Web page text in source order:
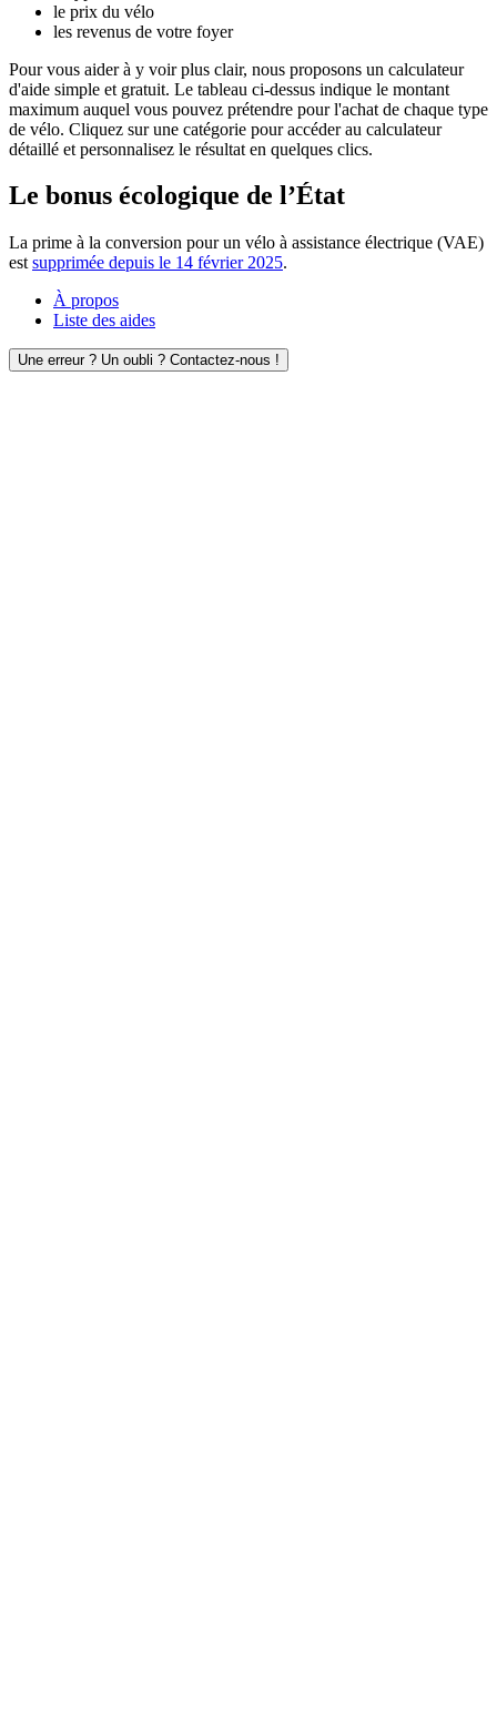
le prix du vélo
les revenus de votre foyer
Pour vous aider à y voir plus clair, nous proposons un calculateur
d'aide simple et gratuit. Le tableau ci-dessus indique le montant
maximum auquel vous pouvez prétendre pour l'achat de chaque type
de vélo. Cliquez sur une catégorie pour accéder au calculateur
détaillé et personnalisez le résultat en quelques clics.
Le bonus écologique de l’État
La prime à la conversion pour un vélo à assistance électrique (VAE)
est supprimée depuis le 14 février 2025.
À propos
Liste des aides
Une erreur ? Un oubli ? Contactez-nous !